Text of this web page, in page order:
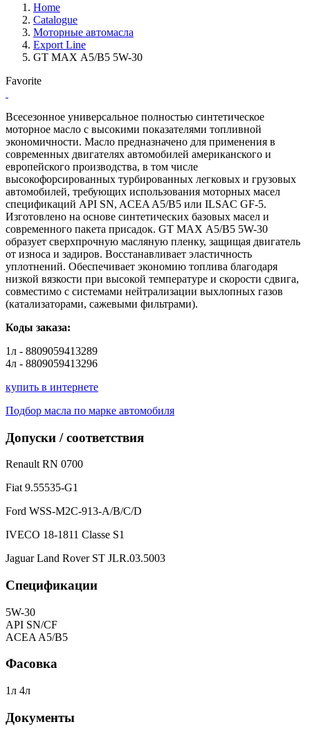
Home
Catalogue
Моторные автомасла
Export Line
GT MAX А5/В5 5W-30
Favorite
Всесезонное универсальное полностью синтетическое
моторное масло с высокими показателями топливной
экономичности. Масло предназначено для применения в
современных двигателях автомобилей американского и
европейского производства, в том числе
высокофорсированных турбированных легковых и грузовых
автомобилей, требующих использования моторных масел
спецификаций API SN, ACEA A5/В5 или ILSAC GF-5.
Изготовлено на основе синтетических базовых масел и
современного пакета присадок. GT MAX А5/В5 5W-30
образует сверхпрочную масляную пленку, защищая двигатель
от износа и задиров. Восстанавливает эластичность
уплотнений. Обеспечивает экономию топлива благодаря
низкой вязкости при высокой температуре и скорости сдвига,
совместимо с системами нейтрализации выхлопных газов
(катализаторами, сажевыми фильтрами).
Коды заказа:
1л - 8809059413289
4л - 8809059413296
купить в интернете
Подбор масла по марке автомобиля
Допуски / соответствия
Renault RN 0700
Fiat 9.55535-G1
Ford WSS-M2C-913-A/B/C/D
IVECO 18-1811 Classe S1
Jaguar Land Rover ST JLR.03.5003
Спецификации
5W-30
API SN/CF
ACEA A5/B5
Фасовка
1л 4л
Документы